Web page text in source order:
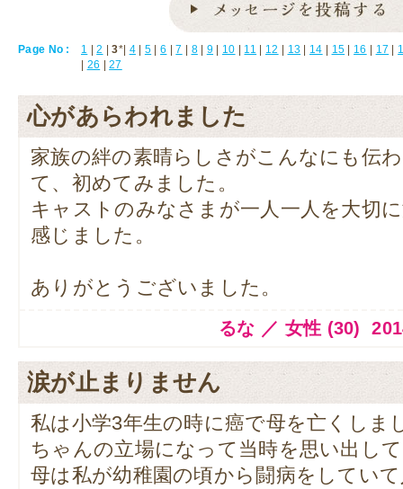
Page No : 1 |2 |3*| 4| 5 |6 |7 | 8| 9 | 10 | 11 | 12 | 13 | 14 | 15 | 16 | 17 |
| 26 |27
心があらわれました
家族の絆の素晴らしさがこんなにも伝
て、初めてみました。
キャストのみなさまが一人一人を大切
感じました。
ありがとうございました。
るな ／ 女性 (30)
涙が止まりません
私は小学3年生の時に癌で母を亡くしま
ちゃんの立場になって当時を思い出し
母は私が幼稚園の頃から闘病をしてい